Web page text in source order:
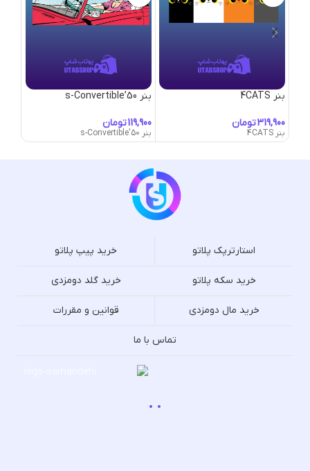
بنر 4CATS
تومان
بنر 4CATS
بنر 50’s-Convertible
تومان
بنر 50's-Convertible
استارترپک پلاتو خرید پیپ پلاتو
خرید سکه پلاتو خرید گلد دومزدی
خرید مال دومزدی قوانین و مقررات
تماس با ما